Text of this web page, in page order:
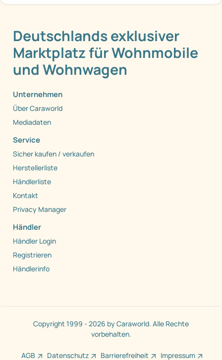
Deutschlands exklusiver
Marktplatz für Wohnmobile
und Wohnwagen
Unternehmen
Über Caraworld
Mediadaten
Service
Sicher kaufen / verkaufen
Herstellerliste
Händlerliste
Kontakt
Privacy Manager
Händler
Händler Login
Registrieren
Händlerinfo
Copyright 1999 - 2026 by Caraworld. Alle Rechte
vorbehalten.
AGB Datenschutz Barrierefreiheit Impressum